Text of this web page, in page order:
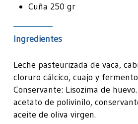
Cuña 250 gr
Ingredientes
Leche pasteurizada de vaca,
cloruro cálcico, cuajo y
Conservante: Lisozima de
acetato de polivinilo,
aceite de oliva virgen.